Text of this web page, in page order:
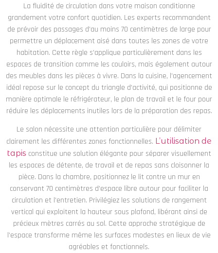
La fluidité de circulation dans votre maison conditionne
grandement votre confort quotidien. Les experts recommandent
de prévoir des passages d’au moins 70 centimètres de large pour
permettre un déplacement aisé dans toutes les zones de votre
habitation. Cette règle s’applique particulièrement dans les
espaces de transition comme les couloirs, mais également autour
des meubles dans les pièces à vivre. Dans la cuisine, l’agencement
idéal repose sur le concept du triangle d’activité, qui positionne de
manière optimale le réfrigérateur, le plan de travail et le four pour
réduire les déplacements inutiles lors de la préparation des repas.
Le salon nécessite une attention particulière pour délimiter
clairement les différentes zones fonctionnelles. L’utilisation de
tapis constitue une solution élégante pour séparer visuellement
les espaces de détente, de travail et de repas sans cloisonner la
pièce. Dans la chambre, positionnez le lit contre un mur en
conservant 70 centimètres d’espace libre autour pour faciliter la
circulation et l’entretien. Privilégiez les solutions de rangement
vertical qui exploitent la hauteur sous plafond, libérant ainsi de
précieux mètres carrés au sol. Cette approche stratégique de
l’espace transforme même les surfaces modestes en lieux de vie
agréables et fonctionnels.